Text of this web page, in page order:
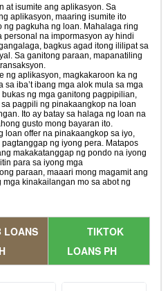
at isumite ang aplikasyon. Sa
aplikasyon, maaring isumite ito
ng pagkuha ng loan. Mahalaga ring
personal na impormasyon ay hindi
bagkus agad itong ililipat sa
Sa ganitong paraan, mapanatiling
ng aplikasyon, magkakaroon ka ng
sa iba’t ibang mga alok mula sa mga
ng mga ganitong pagpipilian,
pagpili ng pinakaangkop na loan
Ito ay batay sa halaga ng loan na
gusto mong bayaran ito.
loan offer na pinakaangkop sa iyo,
ng iyong pera. Matapos
makakatanggap ng pondo na iyong
para sa iyong mga
paraan, maaari mong magamit ang
mga kinakailangan mo sa abot ng
LOANS
TIKTOK
LOANS PH